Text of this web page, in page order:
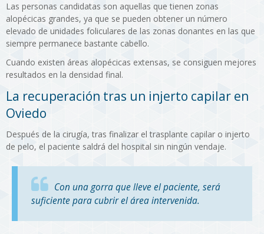
Las personas candidatas son aquellas que tienen zonas
alopécicas grandes, ya que se pueden obtener un número
elevado de unidades foliculares de las zonas donantes en las que
siempre permanece bastante cabello.
Cuando existen áreas alopécicas extensas, se consiguen mejores
resultados en la densidad final.
La recuperación tras un injerto capilar en
Oviedo
Después de la cirugía, tras finalizar el trasplante capilar o injerto
de pelo, el paciente saldrá del hospital sin ningún vendaje.
Con una gorra que lleve el paciente, será
suficiente para cubrir el área intervenida.